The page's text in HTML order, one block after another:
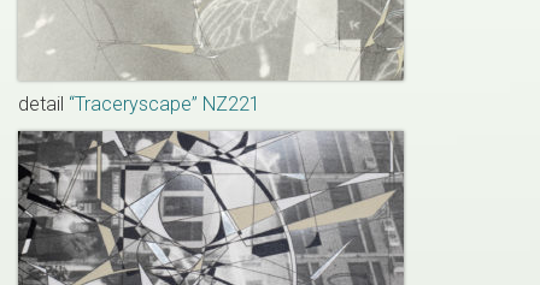
detail “Traceryscape” NZ221